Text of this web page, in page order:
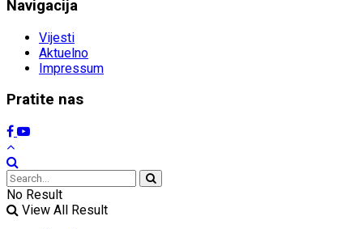
Navigacija
Vijesti
Aktuelno
Impressum
Pratite nas
No Result
View All Result